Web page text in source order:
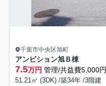
千葉市中央区旭町
アンビション旭Ｂ棟
7.5万円 管理/共益費5,000円
51.21㎡ (3DK) /築34年 /3階建